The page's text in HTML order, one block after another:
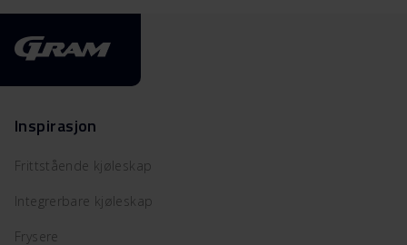
Inspirasjon
Frittstående kjøleskap
Integrerbare kjøleskap
Frysere